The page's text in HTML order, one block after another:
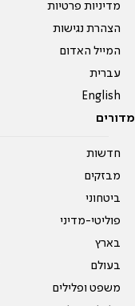
מדיניות פרטיות
הצהרת נגישות
המייל האדום
עברית
English
מדורים
חדשות
מבזקים
ביטחוני
פוליטי-מדיני
בארץ
בעולם
משפט ופלילים